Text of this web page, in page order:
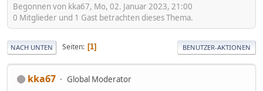
Begonnen von kka67, Mo, 02. Januar 2023, 21:00
0 Mitglieder und 1 Gast betrachten dieses Thema.
NACH UNTEN Seiten 1 BENUTZER-AKTIONEN
kka67 Global Moderator